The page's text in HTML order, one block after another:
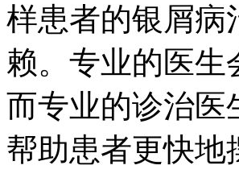
样患者的银屑病
赖。专业的医生
而专业的诊治医
帮助患者更快地